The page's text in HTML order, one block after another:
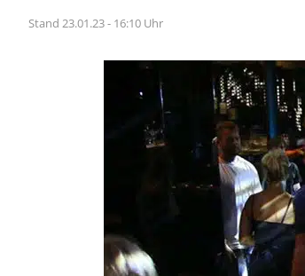
Stand 23.01.23 - 16:10 Uhr